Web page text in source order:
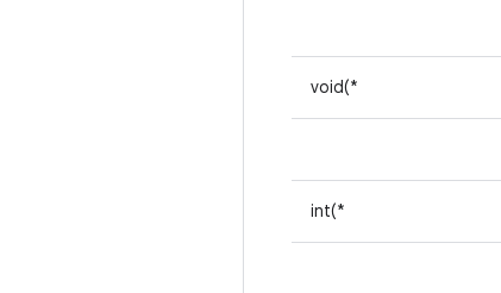
void(*
int(*